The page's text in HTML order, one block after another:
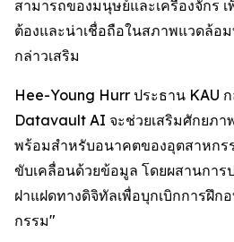
สามารถของมนุษย์และเครื่องจักร
ต้องและน่าเชื่อถือในสภาพแวดล้อม
กล่าวเสริม
Hee-Young Hurr ประธาน KAU
Datavault AI จะช่วยเสริมศักยภา
พร้อมสำหรับอนาคตของอุตสาหกร
ขับเคลื่อนด้วยข้อมูล โดยผสานกา
ฝาแฝดทางดิจิทัลเพื่อบุกเบิกการฝึ
กรรม"